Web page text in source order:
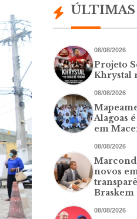
08/08/2026
Projeto
Khrystal
08/08/2026
Alagoas
em
08/08/2026
novos
Braskem
08/08/2026